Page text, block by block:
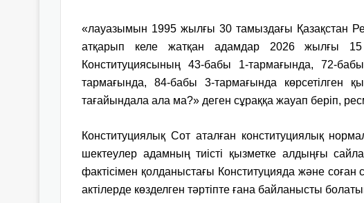
«лауазымын 1995 жылғы 30 тамыздағы Қазақстан
атқарып келе жатқан адамдар 2026 жылғы 15
Конституциясының 43-бабы 1-тармағында, 72-
тармағында, 84-бабы 3-тармағында көрсетілген
тағайындала ала ма?» деген сұраққа жауап беріп,
Конституциялық Сот аталған конституциялық
шектеулер адамның тиісті қызметке алдыңғы
фактісімен қолданыстағы Конституцияда және соған
актілерде көзделген тәртіпте ғана байланысты